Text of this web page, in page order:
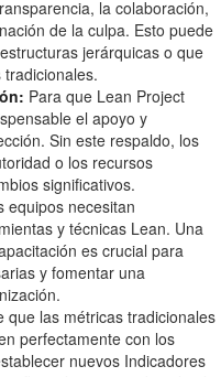
la colaboración,
de la culpa. Esto puede
jerárquicas o que
Para que Lean Project
el apoyo y
Sin este respaldo, los
o los recursos
significativos.
equipos necesitan
y técnicas Lean. Una
es crucial para
y fomentar una
que las métricas tradicionales
perfectamente con los
nuevos Indicadores